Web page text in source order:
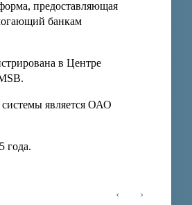
предоставляющая
банкам
в Центре
.
является ОАО
года.
‹ ›